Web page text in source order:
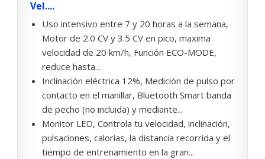
Vel....
Uso intensivo entre 7 y 20 horas a la semana,
Motor de 2.0 CV y 3.5 CV en pico, maxima
velocidad de 20 km/h, Función ECO-MODE,
reduce hasta...
Inclinación eléctrica 12%, Medición de pulso por
contacto en el manillar, Bluetooth Smart banda
de pecho (no incluida) y mediante...
Monitor LED, Controla tu velocidad, inclinación,
pulsaciones, calorías, la distancia recorrida y el
tiempo de entrenamiento en la gran...